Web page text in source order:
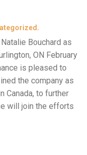
.
Bouchard as
ON February
is pleased to
the company as
Canada, to further
will join the efforts